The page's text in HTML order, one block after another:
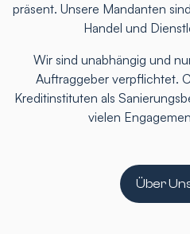
präsent. Unsere Mandanten
Handel und
Wir sind unabhängig und
Auftraggeber verpflichtet.
Kreditinstituten als
vielen
Über